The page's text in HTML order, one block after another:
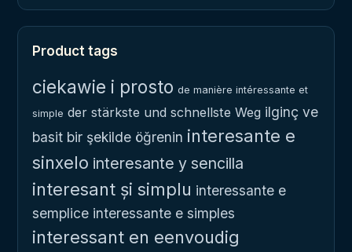
Product tags
ciekawie i prosto de manière intéressante et
simple der stärkste und schnellste Weg ilginç ve
basit bir şekilde öğrenin interesante e
sinxelo interesante y sencilla
interesant și simplu interessante e
semplice interessante e simples
interessant en eenvoudig